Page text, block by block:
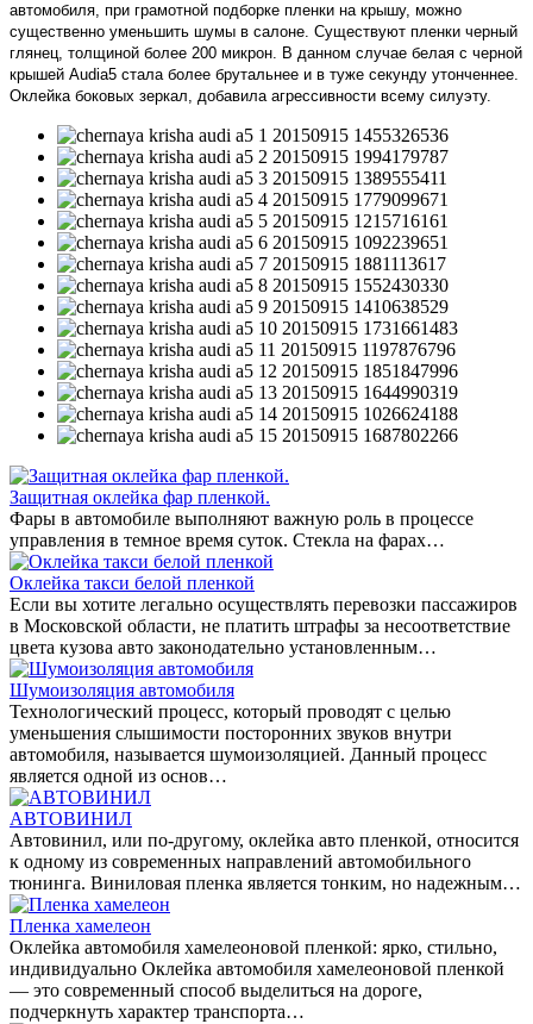
автомобиля, при грамотной подборке пленки на крышу, можно
существенно уменьшить шумы в салоне. Существуют пленки черный
глянец, толщиной более 200 микрон. В данном случае белая с черной
крышей Audia5 стала более брутальнее и в туже секунду утонченнее.
Оклейка боковых зеркал, добавила агрессивности всему силуэту.
Защитная оклейка фар пленкой.
Фары в автомобиле выполняют важную роль в процессе
управления в темное время суток. Стекла на фарах…
Оклейка такси белой пленкой
Если вы хотите легально осуществлять перевозки пассажиров
в Московской области, не платить штрафы за несоответствие
цвета кузова авто законодательно установленным…
Шумоизоляция автомобиля
Технологический процесс, который проводят с целью
уменьшения слышимости посторонних звуков внутри
автомобиля, называется шумоизоляцией. Данный процесс
является одной из основ…
АВТОВИНИЛ
Автовинил, или по-другому, оклейка авто пленкой, относится
к одному из современных направлений автомобильного
тюнинга. Виниловая пленка является тонким, но надежным…
Пленка хамелеон
Оклейка автомобиля хамелеоновой пленкой: ярко, стильно,
индивидуально Оклейка автомобиля хамелеоновой пленкой
— это современный способ выделиться на дороге,
подчеркнуть характер транспорта…